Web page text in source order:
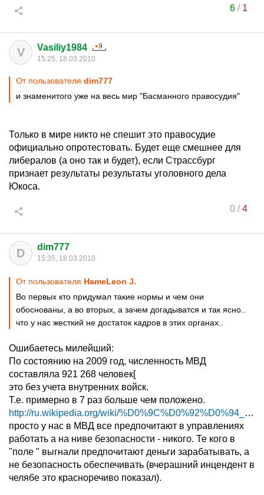
6/ 1
V Vasiliy1984
15:25, 18.03.2010
От пользователя dim777
и знаменитого уже на весь мир "Басманного правосудия"
Только в мире никто не спешит это правосудие
официально опротестовать. Будет еще смешнее для
либералов (а оно так и будет), если Страссбург
признает результаты результаты уголовного дела
Юкоса.
0/4
D dim777
15:35, 18.03.2010
От пользователя HameLeon J.
Во первых кто придумал такие нормы и чем они
обоснованы, а во вторых, а зачем догадыватся и так ясно..
что у нас жесткий не достаток кадров в этих органах..
Ошибаетесь милейший:
По состоянию на 2009 год, численность МВД
составляла 921 268 человек[
это без учета внутренних войск.
Т.е. примерно в 7 раз больше чем положено.
http://ru.wikipedia.org/wiki/%D0%9C%D0%92%D0%94_%D...
просто у нас в МВД все предпочитают в управлениях
работать а на ниве безопасности - никого. Те кого в
"поле " выгнали предпочитают деньги зарабатывать, а
не безопасность обеспечивать (вчерашний инцендент в
челябе это красноречиво показал).